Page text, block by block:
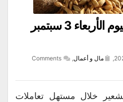
سعر الأرز الشعير اليوم الأربعاء 3 سبتمبر
مال و أعمال,
Comments
خلال مستهل تعاملات